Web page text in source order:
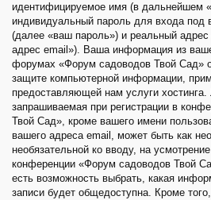
идентифицируемое имя (в дальнейшем
индивидуальный пароль для входа под
(далее «ваш пароль») и реальный
адрес email»). Ваша информация из
форумах «Форум садоводов Твой Сад»
защите компьютерной информации,
предоставляющей нам услуги
запрашиваемая при регистрации в
Твой Сад», кроме вашего имени
вашего адреса email, может быть как
необязательной ко вводу, на
конференции «Форум садоводов Твой
есть возможность выбрать, какая
записи будет общедоступна. Кроме